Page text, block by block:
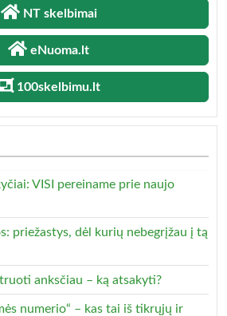
NT skelbimai
eNuoma.lt
100skelbimu.lt
VISI pereiname prie naujo
priežastys, dėl kurių nebegrįžau į tą
anksčiau – ką atsakyti?
numerio“ – kas tai iš tikrųjų ir